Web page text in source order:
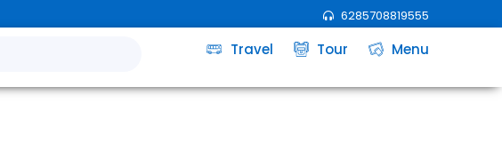
6285708819555
Travel Tour Menu